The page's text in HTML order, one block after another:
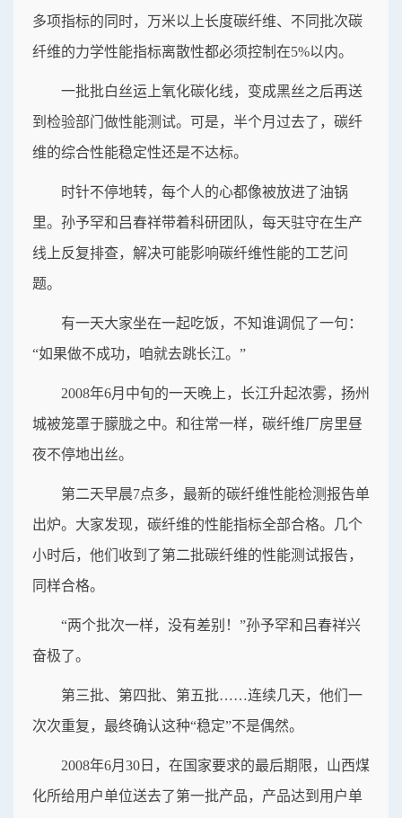
多项指标的同时，万米以上长度碳纤维、不同批次碳
纤维的力学性能指标离散性都必须控制在5%以内。
一批批白丝运上氧化碳化线，变成黑丝之后再送
到检验部门做性能测试。可是，半个月过去了，碳纤
维的综合性能稳定性还是不达标。
时针不停地转，每个人的心都像被放进了油锅
里。孙予罕和吕春祥带着科研团队，每天驻守在生产
线上反复排查，解决可能影响碳纤维性能的工艺问
题。
有一天大家坐在一起吃饭，不知谁调侃了一句：
“如果做不成功，咱就去跳长江。”
2008年6月中旬的一天晚上，长江升起浓雾，扬州
城被笼罩于朦胧之中。和往常一样，碳纤维厂房里昼
夜不停地出丝。
第二天早晨7点多，最新的碳纤维性能检测报告单
出炉。大家发现，碳纤维的性能指标全部合格。几个
小时后，他们收到了第二批碳纤维的性能测试报告，
同样合格。
“两个批次一样，没有差别！”孙予罕和吕春祥兴
奋极了。
第三批、第四批、第五批……连续几天，他们一
次次重复，最终确认这种“稳定”不是偶然。
2008年6月30日，在国家要求的最后期限，山西煤
化所给用户单位送去了第一批产品，产品达到用户单